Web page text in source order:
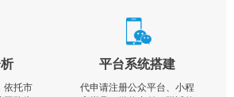
依托市
平台系统搭建
代申请注册公众平台、小程